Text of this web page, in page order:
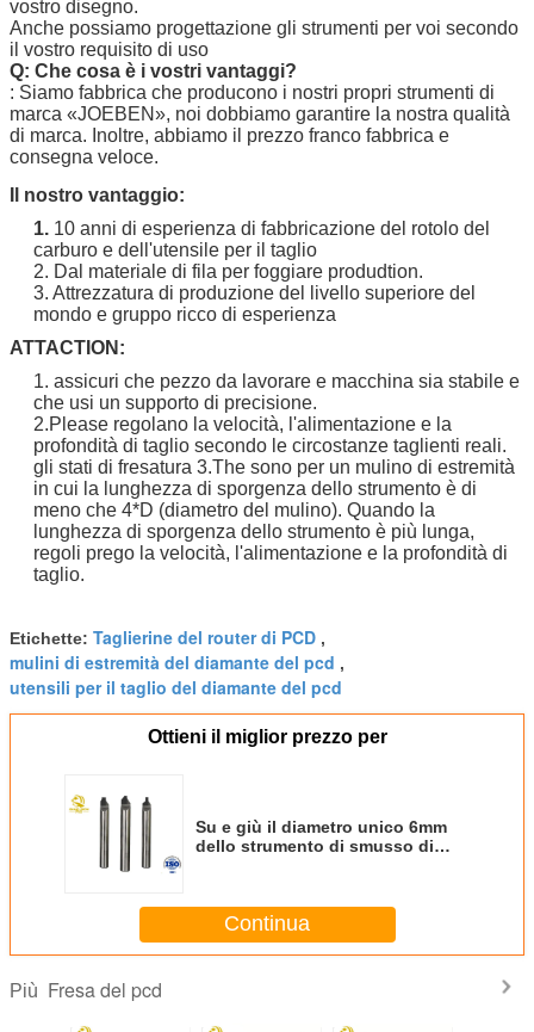
vostro disegno.
Anche possiamo progettazione gli strumenti per voi secondo
il vostro requisito di uso
Q: Che cosa è i vostri vantaggi?
: Siamo fabbrica che producono i nostri propri strumenti di
marca «JOEBEN», noi dobbiamo garantire la nostra qualità
di marca. Inoltre, abbiamo il prezzo franco fabbrica e
consegna veloce.
Il nostro vantaggio:
1. 10 anni di esperienza di fabbricazione del rotolo del
carburo e dell'utensile per il taglio
2. Dal materiale di fila per foggiare produdtion.
3. Attrezzatura di produzione del livello superiore del
mondo e gruppo ricco di esperienza
ATTACTION:
1. assicuri che pezzo da lavorare e macchina sia stabile e
che usi un supporto di precisione.
2.Please regolano la velocità, l'alimentazione e la
profondità di taglio secondo le circostanze taglienti reali.
gli stati di fresatura 3.The sono per un mulino di estremità
in cui la lunghezza di sporgenza dello strumento è di
meno che 4*D (diametro del mulino). Quando la
lunghezza di sporgenza dello strumento è più lunga,
regoli prego la velocità, l'alimentazione e la profondità di
taglio.
Etichette: Taglierine del router di PCD ,
mulini di estremità del diamante del pcd ,
utensili per il taglio del diamante del pcd
Ottieni il miglior prezzo per
Su e giù il diametro unico 6mm
dello strumento di smusso di
Continua
Più Fresa del pcd